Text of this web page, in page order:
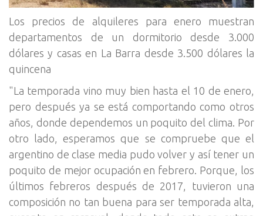
Los precios de alquileres para enero muestran
departamentos de un dormitorio desde 3.000
dólares y casas en La Barra desde 3.500 dólares la
quincena
"La temporada vino muy bien hasta el 10 de enero,
pero después ya se está comportando como otros
años, donde dependemos un poquito del clima. Por
otro lado, esperamos que se compruebe que el
argentino de clase media pudo volver y así tener un
poquito de mejor ocupación en febrero. Porque, los
últimos febreros después de 2017, tuvieron una
composición no tan buena para ser temporada alta,